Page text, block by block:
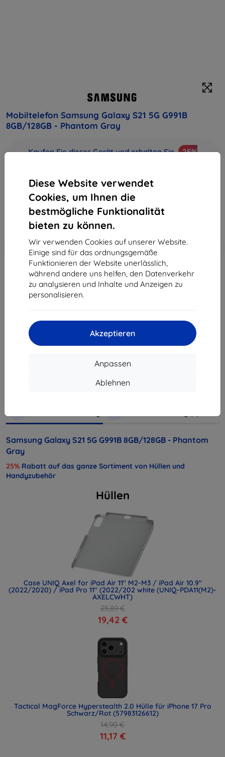
Diese Website verwendet
Cookies, um Ihnen die
bestmögliche Funktionalität
bieten zu können.
Wir verwenden Cookies auf unserer Website.
Einige sind für das ordnungsgemäße
Funktionieren der Website unerlässlich,
während andere uns helfen, den Datenverkehr
zu analysieren und Inhalte und Anzeigen zu
personalisieren.
Akzeptieren
Anpassen
Ablehnen
Mobiltelefon Samsung Galaxy S21 5G G991B
8GB/128GB - Phantom Gray
Kaufen Sie dieses Gerät und erhalten Sie
25%
Endpreis
668,90 €
602,01 €
-10%
Rabatt mit Gutschein
EXTRA10
In den
ausverkauft
Mobiltelefone
Samsung Galaxy S21 5G G991B 8GB/128GB - Phantom
Gray
25% Rabatt auf das ganze Sortiment von Hüllen und
Handyzubehör
Hüllen
Case UNIQ Axel for iPad Air 11" M2-M3 / iPad Air 10.9"
(2022/2020) / iPad Pro 11" (2022/202 white (UNIQ-PDA11(M2)-
AXELCWHT)
25,89 €
19,42 €
Tactical MagForce Hyperstealth 2.0 Hülle für iPhone 17 Pro
Schwarz/Rot (57983126612)
14,90 €
11,17 €